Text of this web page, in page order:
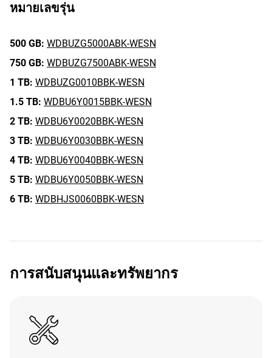
หมายเลขรุ่น
500 GB: WDBUZG5000ABK-WESN
750 GB: WDBUZG7500ABK-WESN
1 TB: WDBUZG0010BBK-WESN
1.5 TB: WDBU6Y0015BBK-WESN
2 TB: WDBU6Y0020BBK-WESN
3 TB: WDBU6Y0030BBK-WESN
4 TB: WDBU6Y0040BBK-WESN
5 TB: WDBU6Y0050BBK-WESN
6 TB: WDBHJS0060BBK-WESN
การสนับสนุนและทรัพยากร